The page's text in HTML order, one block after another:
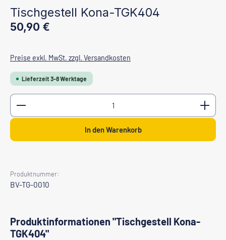
Tischgestell Kona-TGK404
Regulärer Preis:
50,90 €
Preise exkl. MwSt. zzgl. Versandkosten
Lieferzeit 3-8 Werktage
Produkt Anzahl: Gib den gewünschten Wert ein
In den Warenkorb
Produktnummer:
BV-TG-0010
Produktinformationen "Tischgestell Kona-
TGK404"